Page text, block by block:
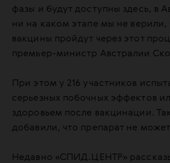
фазы и будут доступны здесь, в
ни на каком этапе мы не верили,
вакцины пройдут через этот
премьер-министр Австралии
При этом у 216 участников
серьезных побочных эффектов
здоровьем после вакцинации.
добавили, что препарат не
Недавно «СПИД.ЦЕНТР»